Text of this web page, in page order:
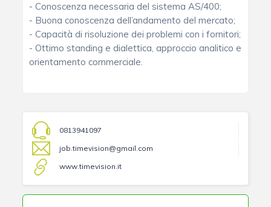
- Conoscenza necessaria del sistema AS/400;
- Buona conoscenza dell’andamento del mercato;
- Capacità di risoluzione dei problemi con i fornitori;
- Ottimo standing e dialettica, approccio analitico e
orientamento commerciale.
0813941097
job.timevision@gmail.com
www.timevision.it